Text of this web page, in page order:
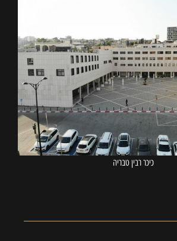
כיכר רבין טבריה